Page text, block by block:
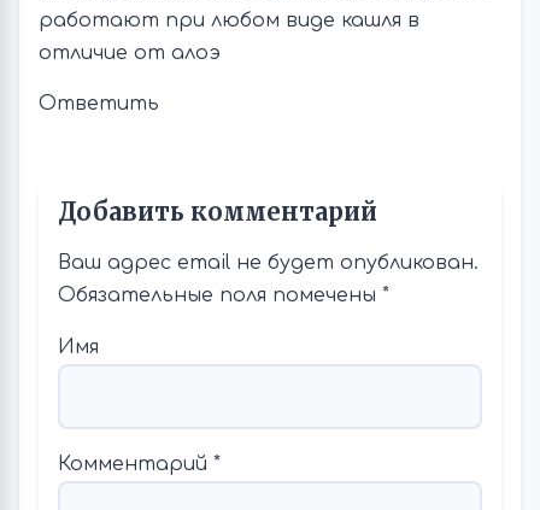
работают при любом виде кашля в
отличие от алоэ
Ответить
Добавить комментарий
Ваш адрес email не будет опубликован.
Обязательные поля помечены *
Имя
Комментарий *